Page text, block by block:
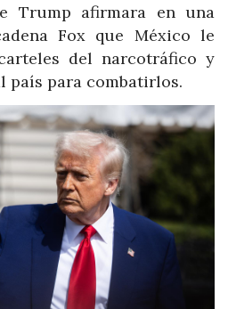
Trump afirmara en una
Fox que México le
del narcotráfico y
país para combatirlos.